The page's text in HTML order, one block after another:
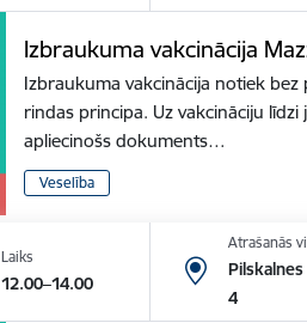
Izbraukuma vakcinācija
Izbraukuma vakcinācija notiek bez
rindas principa. Uz vakcināciju
apliecinošs dokuments…
Veselība
Laiks
12.00–14.00
Atrašanās
4